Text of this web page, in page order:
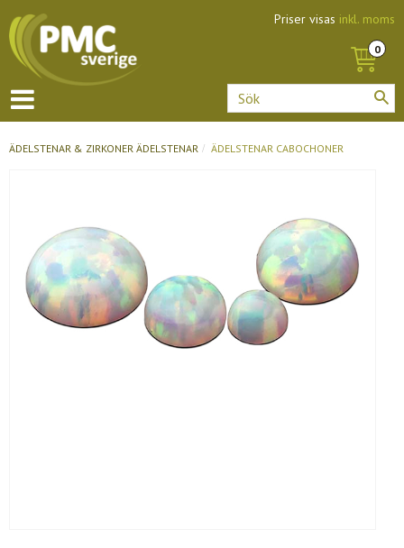
Priser visas inkl. moms
ÄDELSTENAR & ZIRKONER ÄDELSTENAR ÄDELSTENAR CABOCHONER